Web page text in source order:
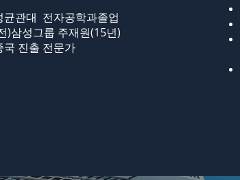
균관대 전자공학과졸업
)삼성그룹 주재원(15년)
국 진출 전문가